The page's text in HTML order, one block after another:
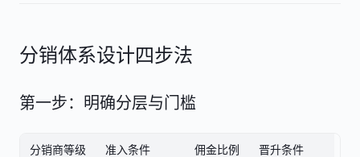
分销体系设计四步法
第一步：明确分层与门槛
分销商等级 准入条件 佣金比例 晋升条件